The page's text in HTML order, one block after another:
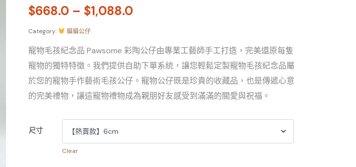
$668.0 – $1,088.0
Category: 貓貓公仔
寵物毛孩紀念品 Pawsome 彩陶公仔由專業工藝師手工打造，完美還原每隻
寵物的獨特特徵。我們提供自助下單系統，讓您輕鬆定製寵物毛孩紀念品屬
於您的寵物手作藝術毛孩公仔。寵物公仔既是珍貴的收藏品，也是傳遞心意
的完美禮物，讓這寵物禮物成為親朋好友感受到滿滿的關愛與祝福。
尺寸
Clear